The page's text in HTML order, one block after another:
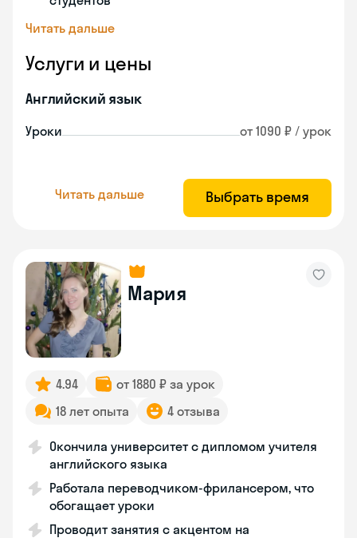
Читать дальше
Услуги и цены
Английский язык
Уроки от 1090 ₽ / урок
Читать дальше Выбрать время
Мария
4.94
от 1880 ₽ за урок
18 лет опыта
4 отзыва
Окончила университет с дипломом учителя
английского языка
Работала переводчиком-фрилансером, что
обогащает уроки
Проводит занятия с акцентом на